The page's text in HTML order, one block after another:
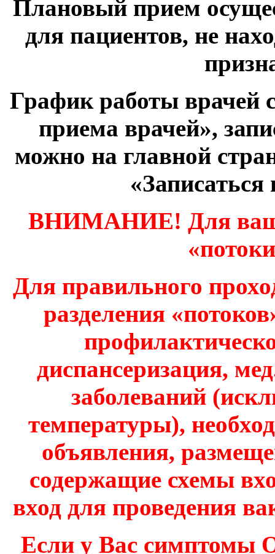
Плановый прием
для пациентов, не
График работы врачей
приема врачей»,
можно на главной
ВНИМАНИЕ! Для
Для правильного
разделения
диспансеризация,
заболеваний
температуры),
объявления,
содержащие схемы
вход для проведения
Если у Вас симптомы